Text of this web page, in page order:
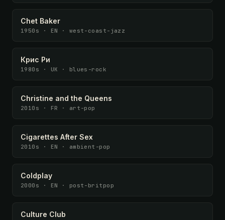
Chet Baker
1950s · EN · west-coast-jazz
Крис Ри
1980s · UK · blues-rock
Christine and the Queens
2010s · FR · art-pop
Cigarettes After Sex
2010s · EN · ambient-pop
Coldplay
2000s · EN · post-britpop
Culture Club